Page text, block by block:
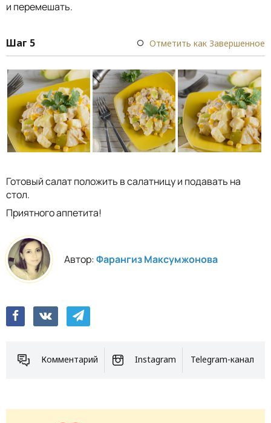
и перемешать.
Шаг 5 Отметить как Завершенное
Готовый салат положить в салатницу и подавать на
стол.
Приятного аппетита!
Автор:Фарангиз Максумжонова
Комментарий Instagram Telegram-канал